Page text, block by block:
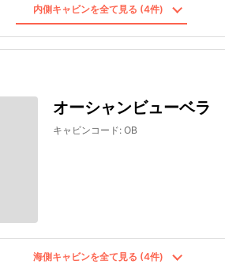
内側キャビンを全て見る (4件)
オーシャンビューベラ
キャビンコード: OB
海側キャビンを全て見る (4件)